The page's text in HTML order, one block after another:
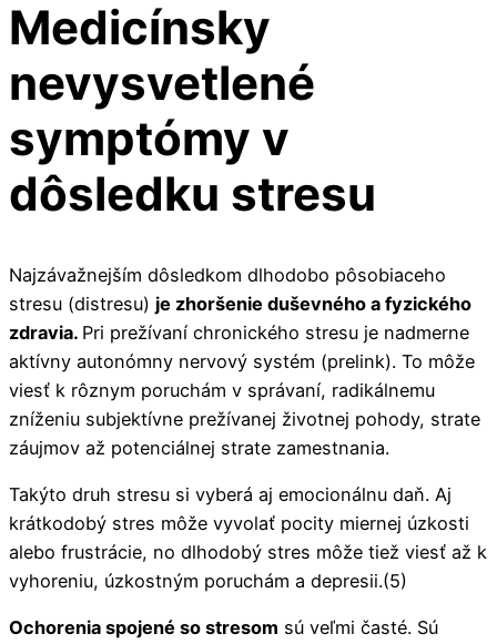
Medicínsky
nevysvetlené
symptómy v
dôsledku stresu
Najzávažnejším dôsledkom dlhodobo pôsobiaceho
stresu (distresu) je zhoršenie duševného a fyzického
zdravia. Pri prežívaní chronického stresu je nadmerne
aktívny autonómny nervový systém (prelink). To môže
viesť k rôznym poruchám v správaní, radikálnemu
zníženiu subjektívne prežívanej životnej pohody, strate
záujmov až potenciálnej strate zamestnania.
Takýto druh stresu si vyberá aj emocionálnu daň. Aj
krátkodobý stres môže vyvolať pocity miernej úzkosti
alebo frustrácie, no dlhodobý stres môže tiež viesť až k
vyhoreniu, úzkostným poruchám a depresii.(5)
Ochorenia spojené so stresom sú veľmi časté. Sú